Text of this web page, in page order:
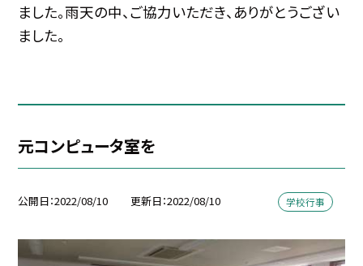
ました。雨天の中、ご協力いただき、ありがとうござい
ました。
元コンピュータ室を
公開日 2022/08/10 更新日 2022/08/10 学校行事